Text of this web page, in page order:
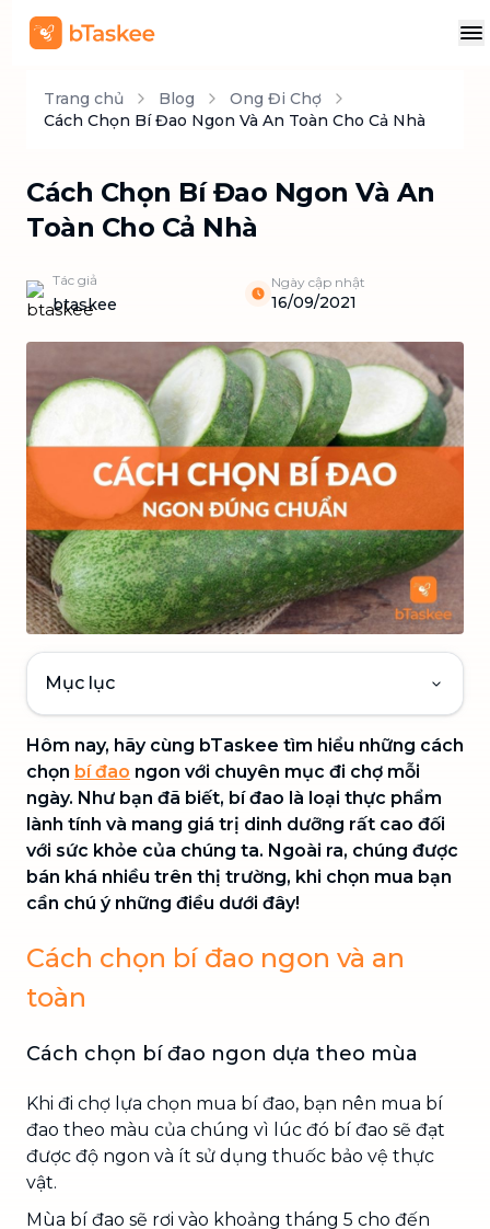
Trang chủ Blog
Ong Đi Chợ
Cách Chọn Bí Đao Ngon Và An Toàn Cho Cả Nhà
Cách Chọn Bí Đao Ngon Và An
Toàn Cho Cả Nhà
Tác giả
btaskee
Ngày cập nhật
16/09/2021
Mục lục
Hôm nay, hãy cùng bTaskee tìm hiểu những cách
chọn bí đao ngon với chuyên mục đi chợ mỗi
ngày. Như bạn đã biết, bí đao là loại thực phẩm
lành tính và mang giá trị dinh dưỡng rất cao đối
với sức khỏe của chúng ta. Ngoài ra, chúng được
bán khá nhiều trên thị trường, khi chọn mua bạn
cần chú ý những điều dưới đây!
Cách chọn bí đao ngon và an
toàn
Cách chọn bí đao ngon dựa theo mùa
Khi đi chợ lựa chọn mua bí đao, bạn nên mua bí
đao theo màu của chúng vì lúc đó bí đao sẽ đạt
được độ ngon và ít sử dụng thuốc bảo vệ thực
vật.
Mùa bí đao sẽ rơi vào khoảng tháng 5 cho đến